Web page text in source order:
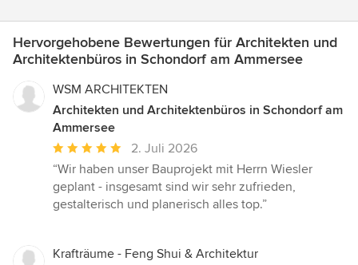
Hervorgehobene Bewertungen für Architekten und
Architektenbüros in Schondorf am Ammersee
WSM ARCHITEKTEN
Architekten und Architektenbüros in Schondorf am
Ammersee
Durchschnittliche
Bewertung:
5
von
2. Juli 2026
“Wir haben unser Bauprojekt mit Herrn Wiesler
geplant - insgesamt sind wir sehr zufrieden,
gestalterisch und planerisch alles top.”
Krafträume - Feng Shui & Architektur